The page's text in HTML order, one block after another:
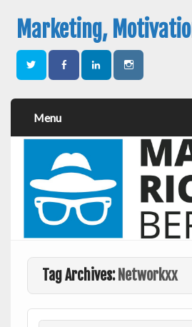
Marketing,
Menu
Tag Archives: Networkxx